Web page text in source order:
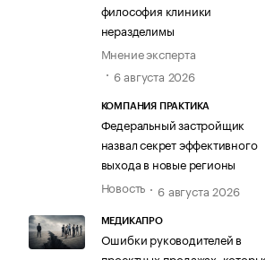
философия клиники
неразделимы
Мнение эксперта
6 августа 2026
КОМПАНИЯ ПРАКТИКА
Федеральный застройщик
назвал секрет эффективного
выхода в новые регионы
Новость
6 августа 2026
МЕДИКАПРО
Ошибки руководителей в